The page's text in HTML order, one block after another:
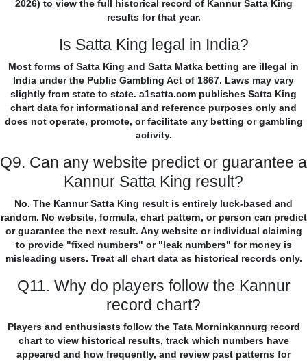
2026) to view the full historical record of Kannur Satta King
results for that year.
Is Satta King legal in India?
Most forms of Satta King and Satta Matka betting are illegal in
India under the Public Gambling Act of 1867. Laws may vary
slightly from state to state. a1satta.com publishes Satta King
chart data for informational and reference purposes only and
does not operate, promote, or facilitate any betting or gambling
activity.
Q9. Can any website predict or guarantee a
Kannur Satta King result?
No. The Kannur Satta King result is entirely luck-based and
random. No website, formula, chart pattern, or person can predict
or guarantee the next result. Any website or individual claiming
to provide "fixed numbers" or "leak numbers" for money is
misleading users. Treat all chart data as historical records only.
Q11. Why do players follow the Kannur
record chart?
Players and enthusiasts follow the Tata Morninkannurg record
chart to view historical results, track which numbers have
appeared and how frequently, and review past patterns for